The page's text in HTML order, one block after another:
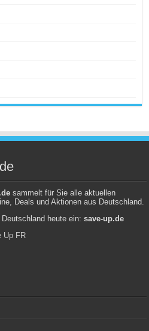
sammelt für Sie alle aktuellen
Deals und Aktionen aus Deutschland.
heute ein: save-up.de
Up FR